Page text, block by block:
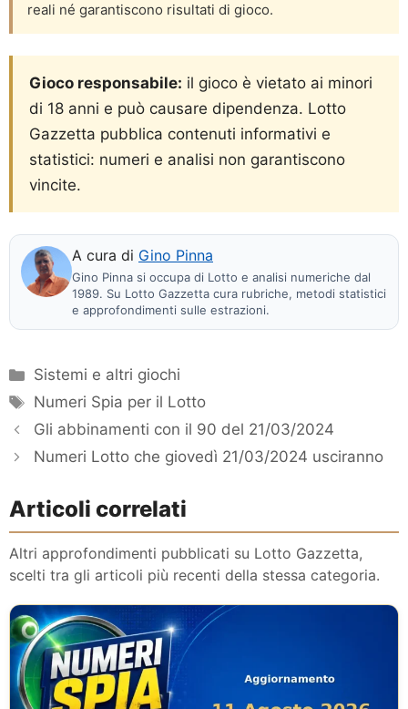
reali né garantiscono risultati di gioco.
Gioco responsabile: il gioco è vietato ai minori
di 18 anni e può causare dipendenza. Lotto
Gazzetta pubblica contenuti informativi e
statistici: numeri e analisi non garantiscono
vincite.
A cura di Gino Pinna
Gino Pinna si occupa di Lotto e analisi numeriche dal
1989. Su Lotto Gazzetta cura rubriche, metodi statistici
e approfondimenti sulle estrazioni.
Categorie
Sistemi e altri giochi
Tag
Numeri Spia per il Lotto
Gli abbinamenti con il 90 del 21/03/2024
Numeri Lotto che giovedì 21/03/2024 usciranno
Articoli correlati
Altri approfondimenti pubblicati su Lotto Gazzetta,
scelti tra gli articoli più recenti della stessa categoria.